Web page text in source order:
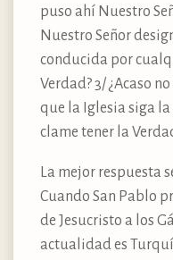
puso ahí Nuestro
Nuestro Señor
conducida por
Verdad? 3/ ¿Acaso
que la Iglesia siga
clame tener la
La mejor respuesta
Cuando San Pablo
de Jesucristo a los
actualidad es